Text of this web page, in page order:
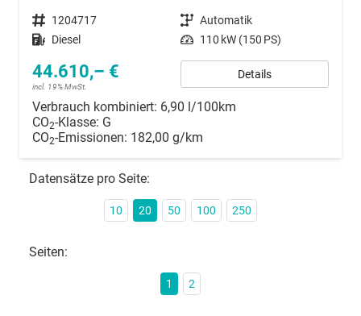
Fahrzeugnummer 1204717 Getriebe Automatik
Kraftstoff Diesel Leistung 110 kW (150 PS)
44.610,– €
incl. 19% MwSt.
Details
Verbrauch kombiniert: 6,90 l/100km
CO2-Klasse: G
CO2-Emissionen: 182,00 g/km
Datensätze pro Seite:
10 20 50 100 250
Seiten:
1 2